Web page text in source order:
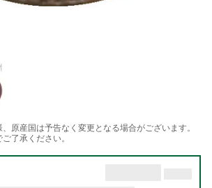
原産国は予告なく変更となる場合がございます。
了承ください。